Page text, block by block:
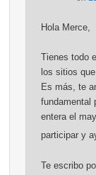
Hola Merce,
Tienes todo
los sitios
Es más, te
fundamental
entera el
participar y
Te escribo